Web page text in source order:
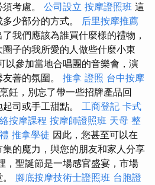
考慮。 公司設立 按摩證照班 這
少部分的方式。 后里按摩推薦
我們應該為誰買什麼樣的禮物，
子的我所愛的人做些什麼小東
以參加當地合唱團的音樂會，演
善的氛圍。 推拿 證照 台中按摩
飪，別忘了帶一些招牌產品回
司或手工甜點。 工商登記 卡式
按摩課程 按摩師證照班 天母 整
推拿學徒 因此，您甚至可以在
的魔力，與您的朋友和家人分享
，聖誕節是一場感官盛宴，市場
腳底按摩技術士證照班 台胞證